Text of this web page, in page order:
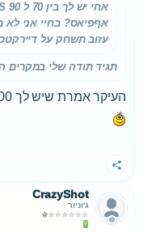
אףפיאס? בחיי אני לא
עזוב תשחק על
תגיד תודה שלי במקרים
העיקר אמרת שיש לך 800 FPS ואתה לא מתלונן...
שתף
CrazyShot
ג'וניור